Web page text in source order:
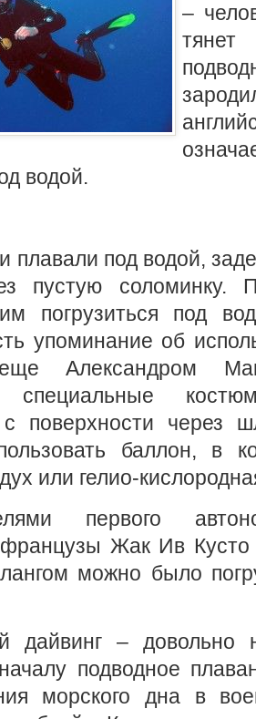
–
водой.
плавали под водой,
пустую соломинку.
погрузиться под
упоминание об
Александром
специальные
поверхности через
баллон, в
или гелио-
первого
французы Жак Ив
можно было
дайвинг – довольно
подводное
морского дна в